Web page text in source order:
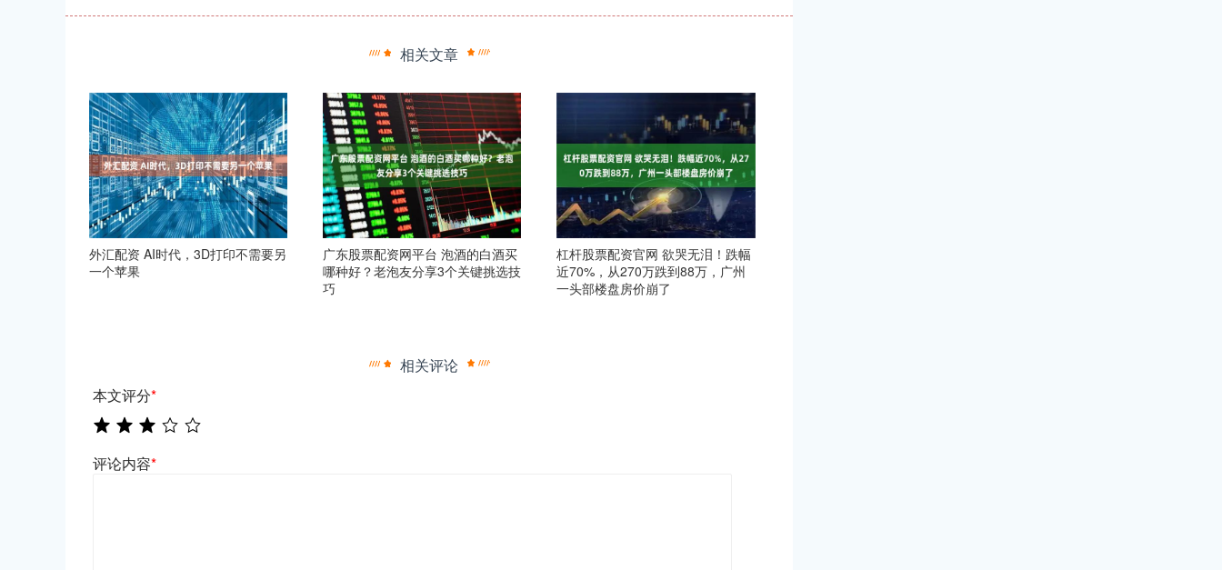
相关文章
外汇配资 AI时代，3D打印不需要另
一个苹果
广东股票配资网平台 泡酒的白酒买
哪种好？老泡友分享3个关键挑选技
巧
杠杆股票配资官网 欲哭无泪！跌幅
近70%，从270万跌到88万，广州
一头部楼盘房价崩了
相关评论
本文评分*
评论内容*